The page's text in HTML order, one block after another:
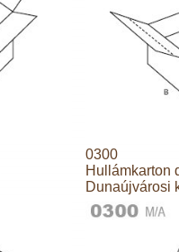
0300
Hullámkarton
Dunaújvárosi